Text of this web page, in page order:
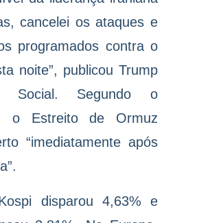
cancelei os ataques e
programados contra o
noite”, publicou Trump
Social. Segundo o
o Estreito de Ormuz
“imediatamente após
disparou 4,63% e